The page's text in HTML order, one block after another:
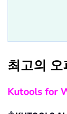
최고의
Kutools for